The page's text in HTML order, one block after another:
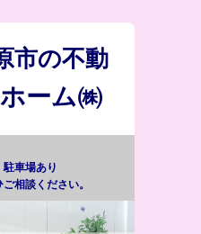
市の不動
ーム㈱
駐車場あり
相談ください。